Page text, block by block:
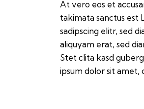
At vero eos et
takimata sanctus est
sadipscing elitr, sed
aliquyam erat, sed
Stet clita kasd
ipsum dolor sit amet,